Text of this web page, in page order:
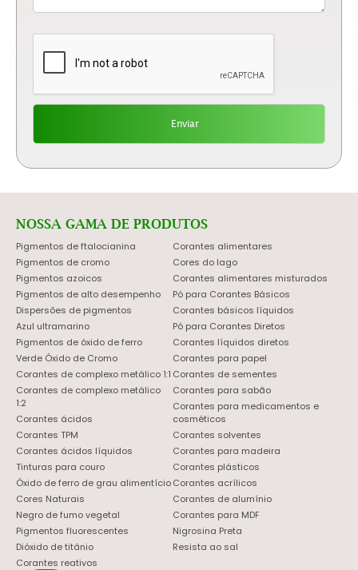
NOSSA GAMA DE PRODUTOS
Pigmentos de ftalocianina
Pigmentos de cromo
Pigmentos azoicos
Pigmentos de alto desempenho
Dispersões de pigmentos
Azul ultramarino
Pigmentos de óxido de ferro
Verde Óxido de Cromo
Corantes de complexo metálico 1:1
Corantes de complexo metálico
1:2
Corantes ácidos
Corantes TPM
Corantes ácidos líquidos
Tinturas para couro
Óxido de ferro de grau alimentício
Cores Naturais
Negro de fumo vegetal
Pigmentos fluorescentes
Dióxido de titânio
Corantes reativos
Corantes alimentares
Cores do lago
Corantes alimentares misturados
Pó para Corantes Básicos
Corantes básicos líquidos
Pó para Corantes Diretos
Corantes líquidos diretos
Corantes para papel
Corantes de sementes
Corantes para sabão
Corantes para medicamentos e
cosméticos
Corantes solventes
Corantes para madeira
Corantes plásticos
Corantes acrílicos
Corantes de alumínio
Corantes para MDF
Nigrosina Preta
Resista ao sal